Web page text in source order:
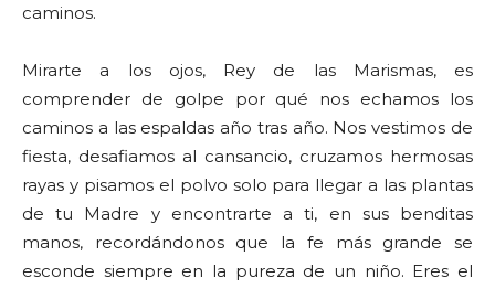
caminos.
Mirarte a los ojos, Rey de las Marismas, es
comprender de golpe por qué nos echamos los
caminos a las espaldas año tras año. Nos vestimos de
fiesta, desafiamos al cansancio, cruzamos hermosas
rayas y pisamos el polvo solo para llegar a las plantas
de tu Madre y encontrarte a ti, en sus benditas
manos, recordándonos que la fe más grande se
esconde siempre en la pureza de un niño. Eres el